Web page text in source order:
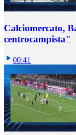
Calciomercato,
centrocampista"
00:41